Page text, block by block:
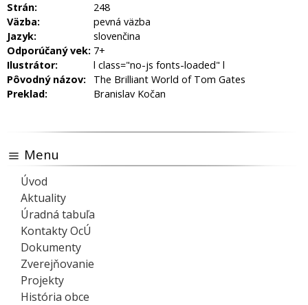
Strán:
248
Väzba:
pevná väzba
Jazyk:
slovenčina
Odporúčaný vek: 7+
Ilustrátor:
l class="no-js fonts-loaded" l
Pôvodný názov:
The Brilliant World of Tom Gates
Preklad:
Branislav Kočan
Menu
Úvod
Aktuality
Úradná tabuľa
Kontakty OcÚ
Dokumenty
Zverejňovanie
Projekty
História obce